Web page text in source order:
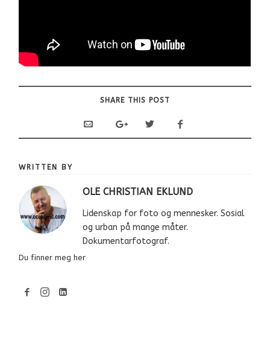
SHARE THIS POST
WRITTEN BY
OLE CHRISTIAN EKLUND
Lidenskap for foto og mennesker. Sosial
og urban på mange måter.
Dokumentarfotograf.
Du finner meg her